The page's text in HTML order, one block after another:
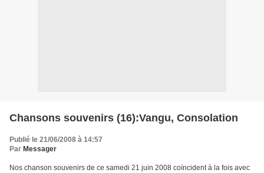
Chansons souvenirs (16):Vangu, Consolation
Publié le 21/06/2008 à 14:57
Par Messager
Nos chanson souvenirs de ce samedi 21 juin 2008 coïncident à la fois avec